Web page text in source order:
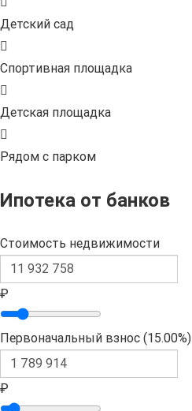
Детский сад
Спортивная площадка
Детская площадка
Рядом с парком
Ипотека от банков
Стоимость недвижимости
₽
Первоначальный взнос (15.00%)
₽